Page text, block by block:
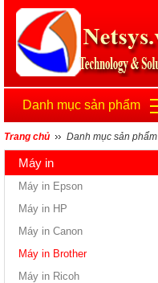
Danh mục sản phẩm
Trang chủ Danh mục sản phẩm
Máy in
Máy in Epson
Máy in HP
Máy in Canon
Máy in Brother
Máy in Ricoh